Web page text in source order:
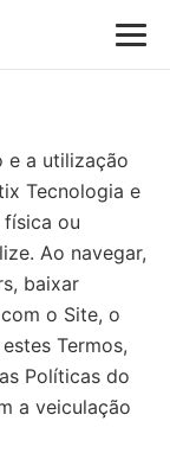
e a utilização
Tecnologia e
ou
Ao navegar,
baixar
o Site, o
Termos,
Políticas do
a veiculação